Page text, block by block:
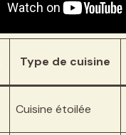
Type de cuisine
Cuisine étoilée